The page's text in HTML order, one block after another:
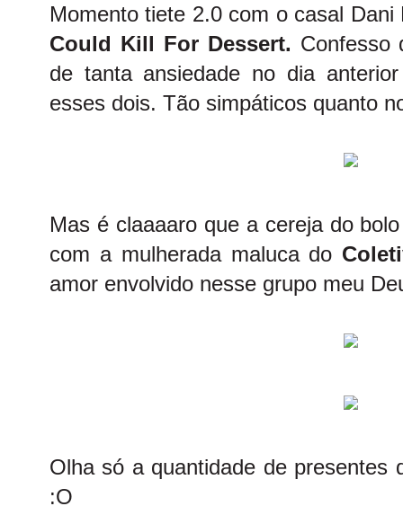
Momento tiete 2.0 com o casal
Could Kill For Dessert. Confesso
de tanta ansiedade no dia
esses dois. Tão simpáticos quanto
Mas é claaaaro que a cereja do
com a mulherada maluca do
amor envolvido nesse grupo meu
Olha só a quantidade de presentes
:O